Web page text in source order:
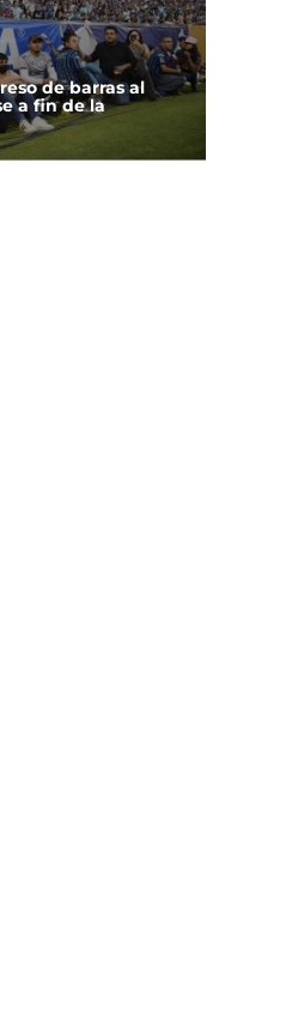
de barras al
a fin de la